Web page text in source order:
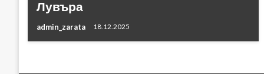
Лувъра
admin_zarata 18.12.2025